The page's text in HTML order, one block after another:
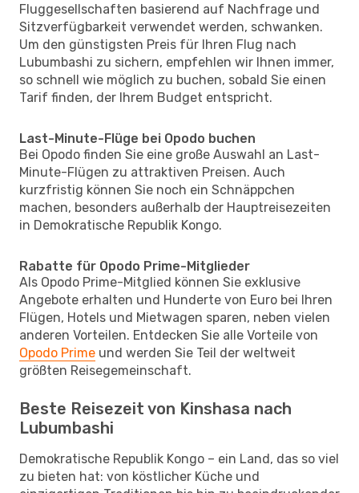
Fluggesellschaften basierend auf Nachfrage und
Sitzverfügbarkeit verwendet werden, schwanken.
Um den günstigsten Preis für Ihren Flug nach
Lubumbashi zu sichern, empfehlen wir Ihnen immer,
so schnell wie möglich zu buchen, sobald Sie einen
Tarif finden, der Ihrem Budget entspricht.
Last-Minute-Flüge bei Opodo buchen
Bei Opodo finden Sie eine große Auswahl an Last-
Minute-Flügen zu attraktiven Preisen. Auch
kurzfristig können Sie noch ein Schnäppchen
machen, besonders außerhalb der Hauptreisezeiten
in Demokratische Republik Kongo.
Rabatte für Opodo Prime-Mitglieder
Als Opodo Prime-Mitglied können Sie exklusive
Angebote erhalten und Hunderte von Euro bei Ihren
Flügen, Hotels und Mietwagen sparen, neben vielen
anderen Vorteilen. Entdecken Sie alle Vorteile von
Opodo Prime und werden Sie Teil der weltweit
größten Reisegemeinschaft.
Beste Reisezeit von Kinshasa nach
Lubumbashi
Demokratische Republik Kongo – ein Land, das so viel
zu bieten hat: von köstlicher Küche und